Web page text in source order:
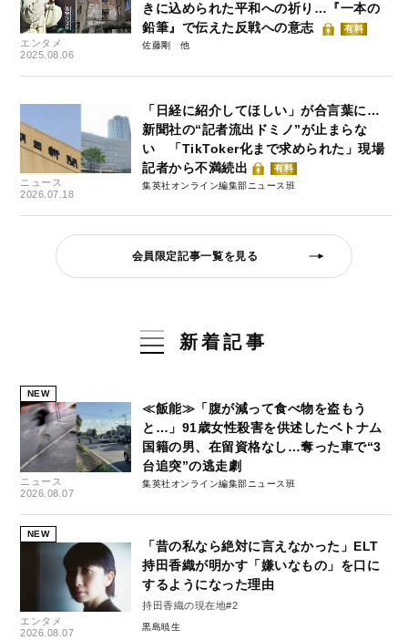
エンタメ
2025.08.06
きに込められた平和への祈り…『一本の
鉛筆』で伝えた反戦への意志
有料
佐藤剛
ニュース
2026.07.18
「日経に紹介してほしい」が合言葉に…
新聞社の“記者流出ドミノ”が止まらな
い 「TikToker化まで求められた」現場
記者から不満続出
有料
集英社オンライン編集部ニュース班
会員限定記事一覧を見る
新着記事
NEW
ニュース
2026.08.07
≪飯能≫「腹が減って食べ物を盗もう
と…」91歳女性殺害を供述したベトナム
国籍の男、在留資格なし…奪った車で“3
台追突”の逃走劇
集英社オンライン編集部ニュース班
NEW
エンタメ
2026.08.07
「昔の私なら絶対に言えなかった」ELT
持田香織が明かす「嫌いなもの」を口に
するようになった理由
持田香織の現在地#2
黒島暁生